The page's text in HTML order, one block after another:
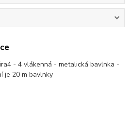
- 4 vlákenná - metalická bavlnka -
je 20 m bavlnky